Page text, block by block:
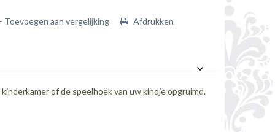
Toevoegen aan vergelijking Afdrukken
of de speelhoek van uw kindje opgruimd.